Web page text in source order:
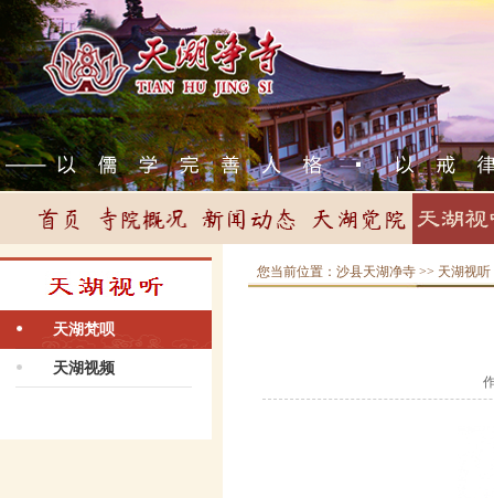
天湖梵呗
天湖视频
您当前位置： 沙县天湖净寺 >> 天湖视听